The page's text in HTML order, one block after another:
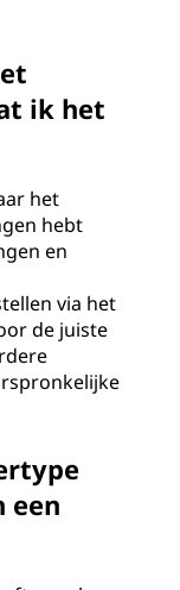
ik het
het
hebt
en
via het
de juiste
een